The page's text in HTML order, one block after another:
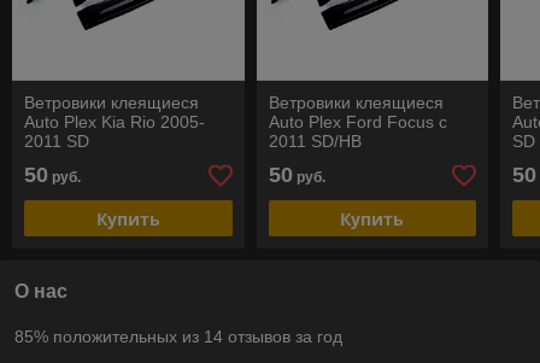
Ветровики клеящиеся
Auto Plex Kia Rio 2005-
2011 SD
50 руб.
Купить
Ветровики клеящиеся
Auto Plex Ford Focus с
2011 SD/HB
50 руб.
Купить
SD
50
О нас
85% положительных из 14 отзывов за год